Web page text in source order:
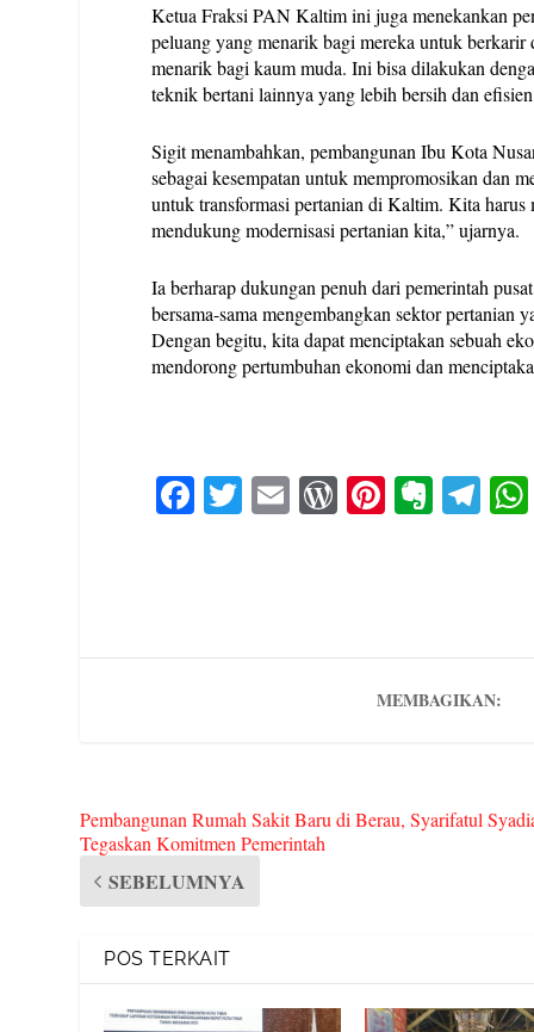
Ketua Fraksi PAN Kaltim ini juga menekankan
peluang yang menarik bagi mereka untuk
menarik bagi kaum muda. Ini bisa dilakukan
teknik bertani lainnya yang lebih bersih dan
Sigit menambahkan, pembangunan Ibu Kota
sebagai kesempatan untuk mempromosikan dan
untuk transformasi pertanian di Kaltim. Kita harus
mendukung modernisasi pertanian kita,” ujarnya.
Ia berharap dukungan penuh dari pemerintah
bersama-sama mengembangkan sektor
Dengan begitu, kita dapat menciptakan sebuah
mendorong pertumbuhan ekonomi dan
Fa
ce
T
wi
E
m
W
or
es
Pi
nt
t
E
ve
e
Te
le
m
MEMBAGIKAN:
Pembangunan Rumah Sakit Baru di Berau, Syarifatul
Tegaskan Komitmen Pemerintah
SEBELUMNYA
POS TERKAIT